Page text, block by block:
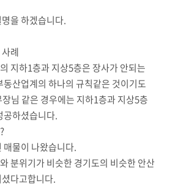
을 하겠습니다.
례
지하1층과 지상5층은 장사가 안되는
산업계의 하나의 규칙같은 것이기도
님 같은 경우에는 지하1층과 지상5층
공하셨습니다.
매물이 나왔습니다.
분위기가 비슷한 경기도의 비슷한 안산
다고합니다.